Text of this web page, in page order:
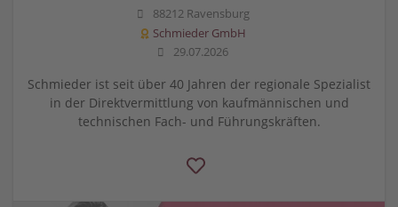
88212 Ravensburg
Schmieder GmbH
29.07.2026
Schmieder ist seit über 40 Jahren der regionale Spezialist
in der Direktvermittlung von kaufmännischen und
technischen Fach- und Führungskräften.